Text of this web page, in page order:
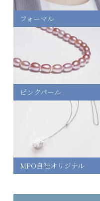
フォーマル
ピンクパール
MPO自社オリジナル